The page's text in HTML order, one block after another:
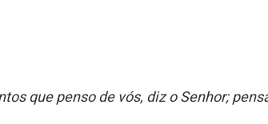
que penso de vós, diz o Senhor;